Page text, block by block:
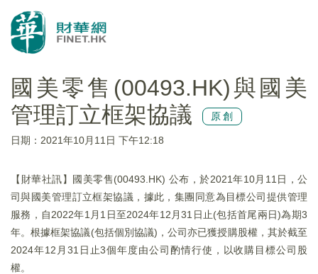
國美零售(00493.HK)與國美
管理訂立框架協議
原創
日期：2021年10月11日 下午12:18
【財華社訊】國美零售(00493.HK) 公布，於2021年10月11日，公
司與國美管理訂立框架協議，據此，集團同意為目標公司提供管理
服務，自2022年1月1日至2024年12月31日止(包括首尾兩日)為期3
年。根據框架協議(包括個別協議)，公司亦已獲授購股權，其於截至
2024年12月31日止3個年度由公司酌情行使，以收購目標公司股
權。